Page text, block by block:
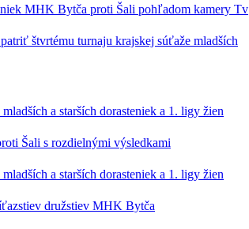
MHK Bytča proti Šali pohľadom kamery Tv
štvrtému turnaju krajskej súťaže mladších
a starších dorasteniek a 1. ligy žien
Šali s rozdielnými výsledkami
a starších dorasteniek a 1. ligy žien
družstiev MHK Bytča